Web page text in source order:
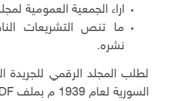
اراء الجمعية العمومية
ما تنص التشريعات
نشره.
لطلب المجلد الرقمي للجريدة
السورية لعام 1939 م بملف PDF